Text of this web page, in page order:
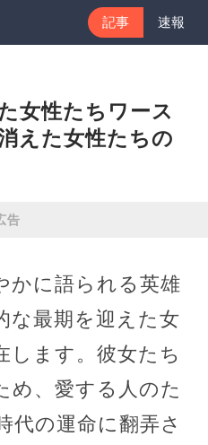
記事 速報
女性たちワース
えた女性たちの
告
かに語られる英雄
な最期を迎えた女
します。彼女たち
め、愛する人のた
代の運命に翻弄さ